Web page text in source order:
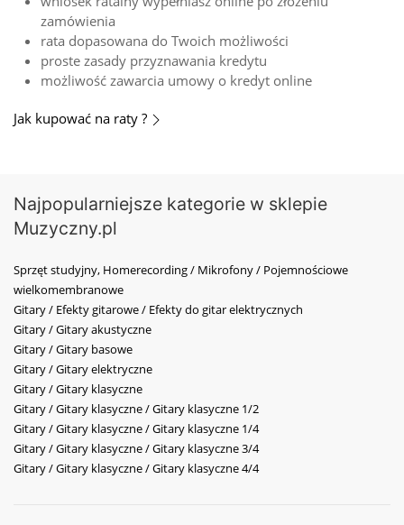
zamówienia
rata dopasowana do Twoich możliwości
proste zasady przyznawania kredytu
możliwość zawarcia umowy o kredyt online
Jak kupować na raty ?
Najpopularniejsze kategorie w sklepie
Muzyczny.pl
Sprzęt studyjny, Homerecording / Mikrofony / Pojemnościowe
wielkomembranowe
Gitary / Efekty gitarowe / Efekty do gitar elektrycznych
Gitary / Gitary akustyczne
Gitary / Gitary basowe
Gitary / Gitary elektryczne
Gitary / Gitary klasyczne
Gitary / Gitary klasyczne / Gitary klasyczne 1/2
Gitary / Gitary klasyczne / Gitary klasyczne 1/4
Gitary / Gitary klasyczne / Gitary klasyczne 3/4
Gitary / Gitary klasyczne / Gitary klasyczne 4/4